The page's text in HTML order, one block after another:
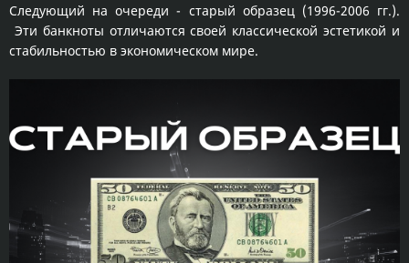
Следующий на очереди - старый образец (1996-2006 гг.).
Эти банкноты отличаются своей классической эстетикой и
стабильностью в экономическом мире.